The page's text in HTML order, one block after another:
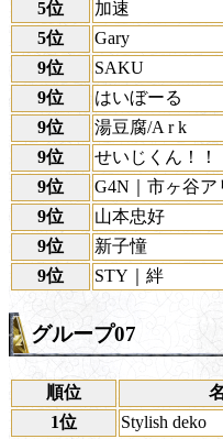
5位
加速
5位
Gary
9位
SAKU
9位
はいぼーる
9位
湯豆腐/A r k
9位
せいじくん！！
9位
G4N｜市ヶ谷ア
9位
山本忠好
9位
新子憧
9位
STY｜絆
グループ07
順位
1位
Stylish deko